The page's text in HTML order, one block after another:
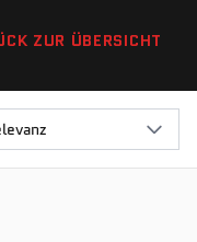
ZUR ÜBERSICHT